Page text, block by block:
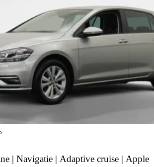
| Navigatie | Adaptive cruise | Apple